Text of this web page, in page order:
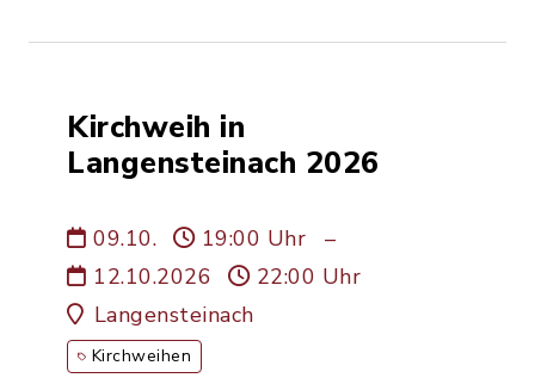
Kirchweih in
Langensteinach 2026
09.10. 19:00 Uhr
–
12.10.2026
22:00 Uhr
Langensteinach
Kirchweihen